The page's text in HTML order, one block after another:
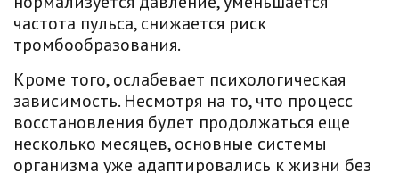
частота пульса, снижается риск
тромбообразования.
Кроме того, ослабевает психологическая
зависимость. Несмотря на то, что процесс
восстановления будет продолжаться еще
несколько месяцев, основные системы
организма уже адаптировались к жизни без